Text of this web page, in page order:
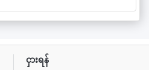
ငှားရန်